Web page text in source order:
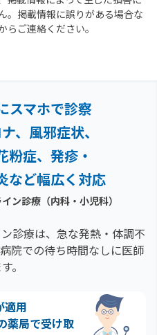
。掲載情報に誤りがある場合な
らご連絡ください。
スマホで診察
、風邪症状、
症、 発疹・
など幅広く対応
ン診療（内科・小児科）
診療は、急な発熱・体調不
病院での待ち時間なしに医師
。
適用
薬局で受け取